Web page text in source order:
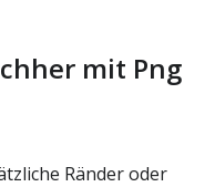
mit Png
Ränder oder